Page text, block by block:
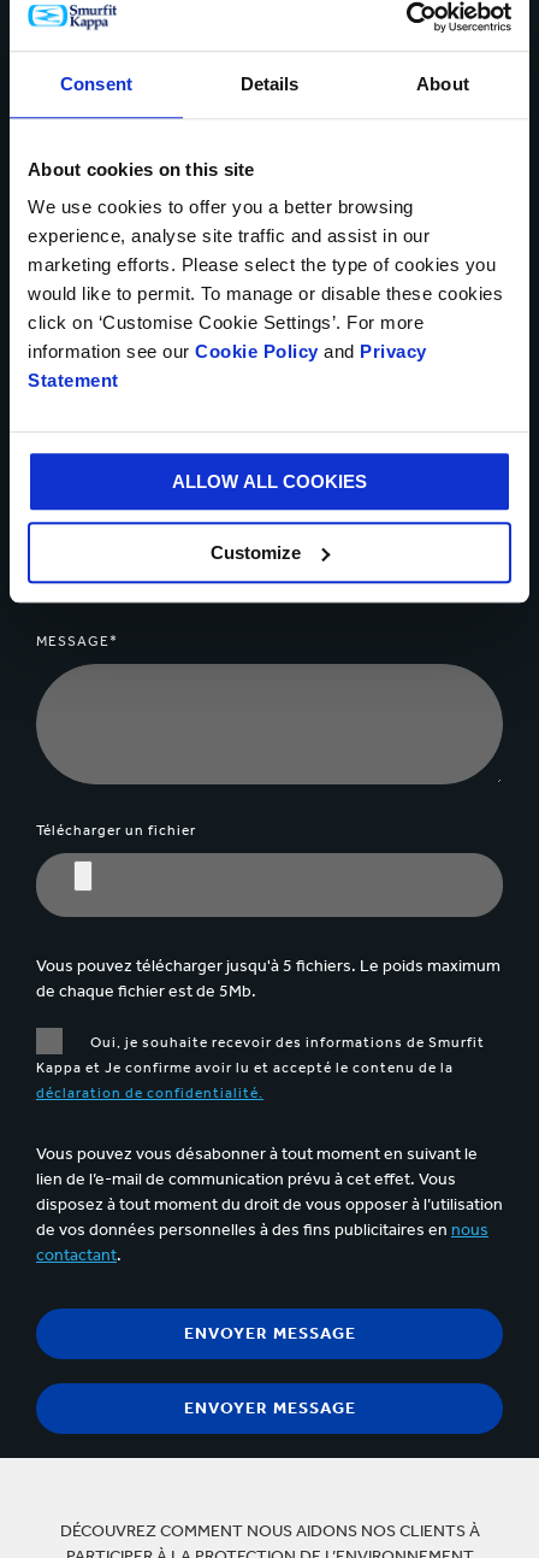
Consent Details About
About cookies on this site
We use cookies to offer you a better browsing
experience, analyse site traffic and assist in our
marketing efforts. Please select the type of cookies you
would like to permit. To manage or disable these cookies
click on ‘Customise Cookie Settings’. For more
information see our Cookie Policy and Privacy
Statement
ALLOW ALL COOKIES
Customize
NUMÉRO DE TÉLÉPHONE*
VILLE*
SOCIÉTÉ
MESSAGE*
Télécharger un fichier
Vous pouvez télécharger jusqu'à 5 fichiers. Le poids maximum
de chaque fichier est de 5Mb.
Oui, je souhaite recevoir des informations de Smurfit
Kappa et Je confirme avoir lu et accepté le contenu de la
déclaration de confidentialité.
Vous pouvez vous désabonner à tout moment en suivant le
lien de l’e-mail de communication prévu à cet effet. Vous
disposez à tout moment du droit de vous opposer à l’utilisation
de vos données personnelles à des fins publicitaires en nous
contactant.
DÉCOUVREZ COMMENT NOUS AIDONS NOS CLIENTS À